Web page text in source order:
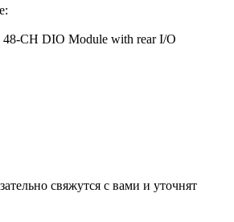
CH DIO Module with rear I/O
свяжутся с вами и уточнят